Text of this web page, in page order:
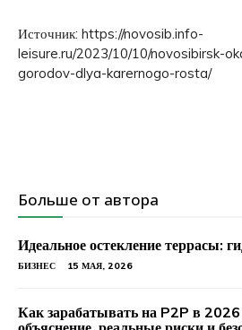
Источник: https://novosib.info-
leisure.ru/2023/10/10/novosibirsk-
gorodov-dlya-karernogo-rosta/
Больше от автора
Идеальное остекление террасы:
БИЗНЕС 15 МАЯ, 2026
Как зарабатывать на P2P в 2026